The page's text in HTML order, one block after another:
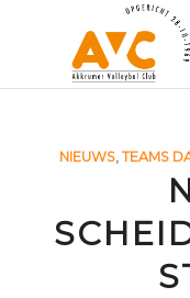
NIEUWS,TEAMS